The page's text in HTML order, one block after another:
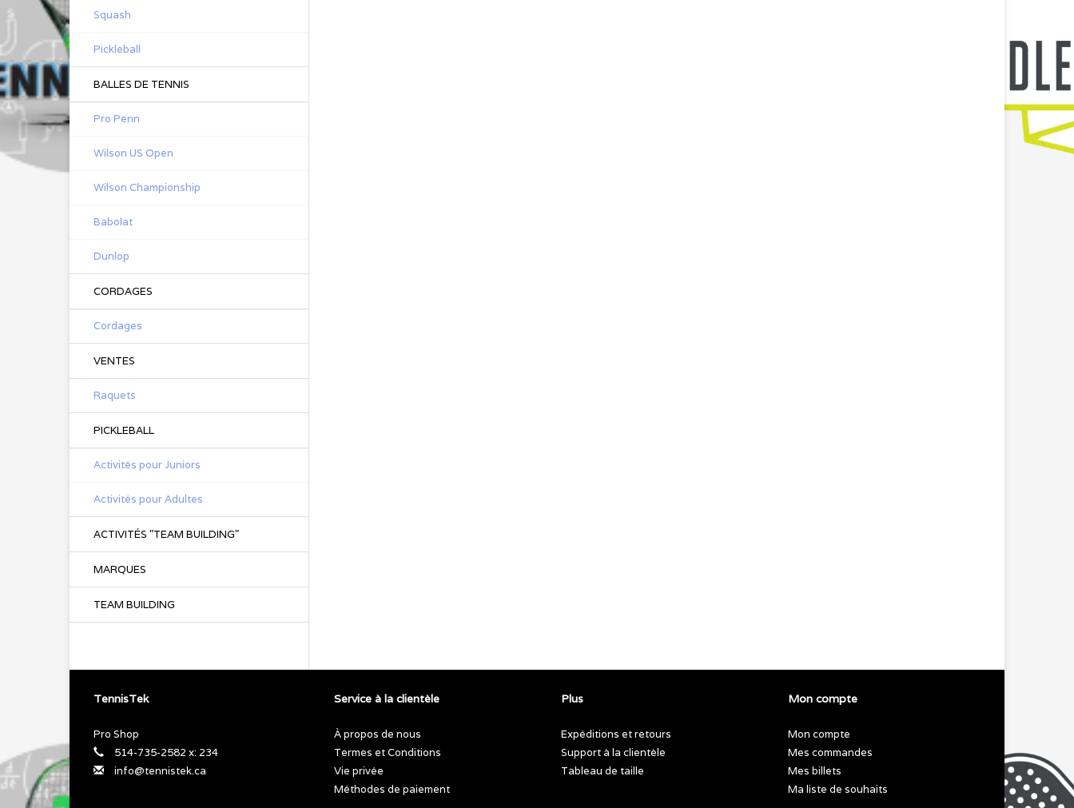
Squash
Pickleball
BALLES DE TENNIS
Pro Penn
Wilson US Open
Wilson Championship
Babolat
Dunlop
CORDAGES
Cordages
VENTES
Raquets
PICKLEBALL
Activités pour Juniors
Activités pour Adultes
ACTIVITÉS "TEAM BUILDING"
MARQUES
TEAM BUILDING
TennisTek
Pro Shop
514-735-2582 x: 234
info@tennistek.ca
Service à la clientèle
À propos de nous
Termes et Conditions
Vie privée
Méthodes de paiement
Plus
Expéditions et retours
Support à la clientèle
Tableau de taille
Mon compte
Mon compte
Mes commandes
Mes billets
Ma liste de souhaits